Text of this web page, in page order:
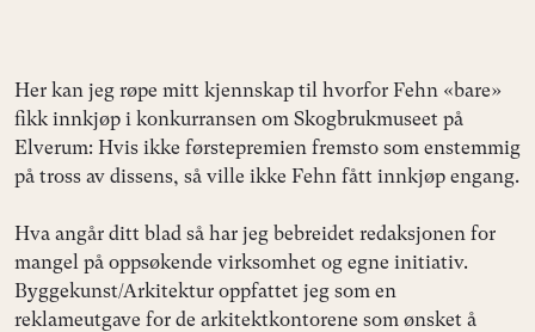
Her kan jeg røpe mitt kjennskap til hvorfor Fehn «bare»
fikk innkjøp i konkurransen om Skogbrukmuseet på
Elverum: Hvis ikke førstepremien fremsto som enstemmig
på tross av dissens, så ville ikke Fehn fått innkjøp engang.
Hva angår ditt blad så har jeg bebreidet redaksjonen for
mangel på oppsøkende virksomhet og egne initiativ.
Byggekunst/Arkitektur oppfattet jeg som en
reklameutgave for de arkitektkontorene som ønsket å